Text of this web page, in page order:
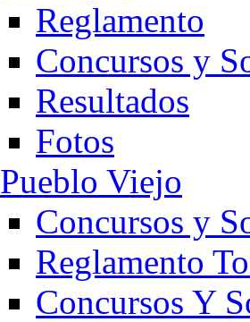
Reglamento
Concursos y
Resultados
Fotos
Pueblo Viejo
Concursos y
Reglamento
Concursos Y